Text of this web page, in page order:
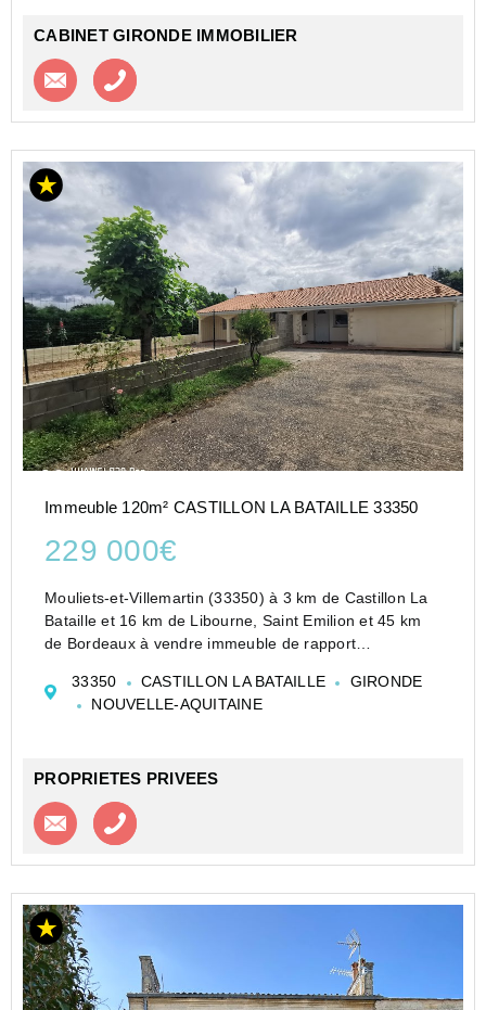
CABINET GIRONDE IMMOBILIER
Contacter l'agence
Immeuble 120m² CASTILLON LA BATAILLE 33350
229 000€
Mouliets-et-Villemartin (33350) à 3 km de Castillon La
Bataille et 16 km de Libourne, Saint Emilion et 45 km
de Bordeaux à vendre immeuble de rapport
de 1000 m2 environ
Fidhégnon F. OUANKPO vous propose à...
33350 CASTILLON LA BATAILLE
GIRONDE
NOUVELLE-AQUITAINE
PROPRIETES PRIVEES
Contacter l'agence